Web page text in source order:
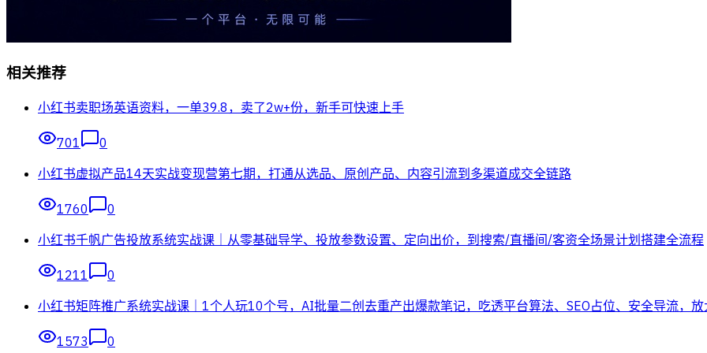
相关推荐
小红书卖职场英语资料，一单39.8，卖了2w+份，新手可快速上手
701
0
小红书虚拟产品14天实战变现营第七期，打通从选品、原创产品、内容引流到多渠道成交全链路
1760
0
小红书千帆广告投放系统实战课｜从零基础导学、投放参数设置、定向出价，到搜索/直播间/客资全场景计划搭建全流程
1211
0
小红书矩阵推广系统实战课｜1个人玩10个号，AI批量二创去重产出爆款笔记，吃透平台算法、SEO占位、安全导流，
1573 0